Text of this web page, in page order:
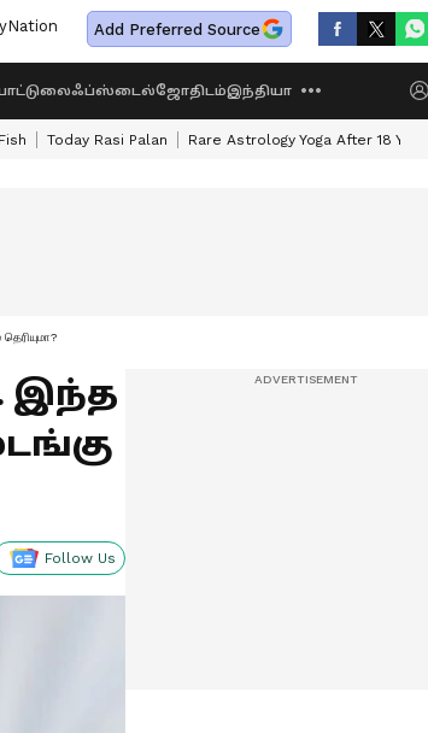
Add Preferred Source
லைஃப்ஸ்டைல்ஜோதிடம்இந்தியா
Today Rasi Palan Rare Astrology Yoga After 18 Years
இந்த
Follow Us